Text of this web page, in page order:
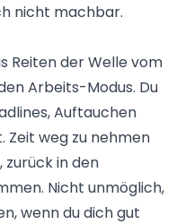
nicht machbar.
Reiten der Welle vom
Arbeits-Modus. Du
Auftauchen
Zeit weg zu nehmen
in den
Nicht unmöglich,
wenn du dich gut